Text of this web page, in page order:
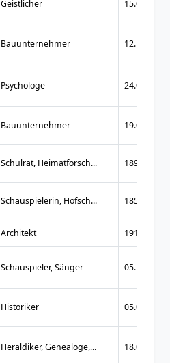
Geistlicher 15.04.1894
Bauunternehmer 12.10.1933
Psychologe 24.03.1926
Bauunternehmer 19.04.1927
Schulrat, Heimatforsch... 1891
Schauspielerin, Hofsch... 1851
Architekt 1913
Schauspieler, Sänger 05.12.1903
Historiker 05.02.1799
Heraldiker, Genealoge,... 18.01.1827